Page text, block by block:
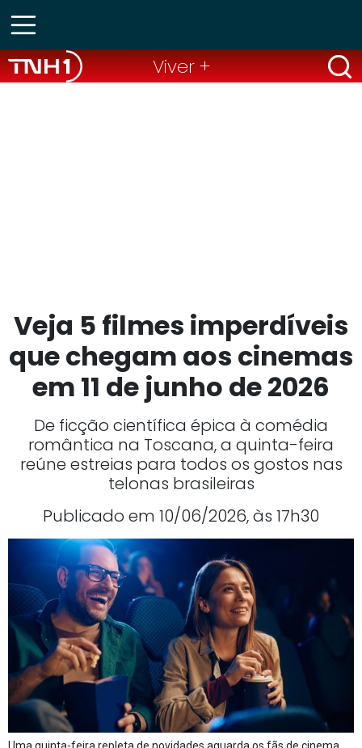
Viver +
Veja 5 filmes imperdíveis
que chegam aos cinemas
em 11 de junho de 2026
De ficção científica épica à comédia
romântica na Toscana, a quinta-feira
reúne estreias para todos os gostos nas
telonas brasileiras
Publicado em 10/06/2026, às 17h30